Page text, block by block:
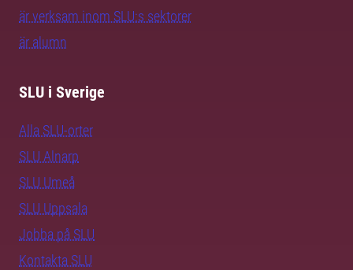
är verksam inom SLU:s sektorer
är alumn
SLU i Sverige
Alla SLU-orter
SLU Alnarp
SLU Umeå
SLU Uppsala
Jobba på SLU
Kontakta SLU